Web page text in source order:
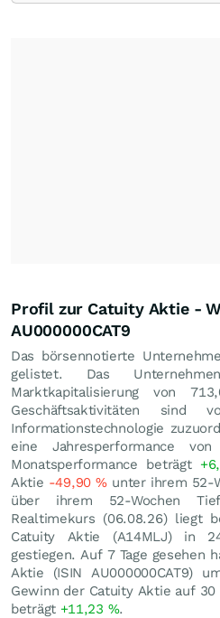
Profil zur Catuity Aktie -
AU000000CAT9
Das börsennotierte
gelistet. Das
Marktkapitalisierung von
Geschäftsaktivitäten sind
Informationstechnologie
eine Jahresperformance von
Monatsperformance beträgt
Aktie -49,90%unter ihrem 52-
über ihrem 52-Wochen
Realtimekurs (06.08.26) liegt
Catuity Aktie (A14MLJ) in
gestiegen. Auf 7 Tage gesehen
Aktie (ISIN AU000000CAT9)
Gewinn der Catuity Aktie auf
beträgt +11,23 %.